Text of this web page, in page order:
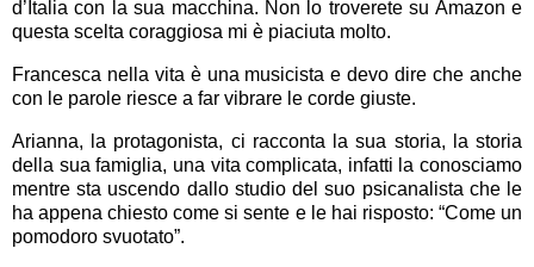
d’Italia con la sua macchina. Non lo troverete su Amazon e
questa scelta coraggiosa mi è piaciuta molto.
Francesca nella vita è una musicista e devo dire che anche
con le parole riesce a far vibrare le corde giuste.
Arianna, la protagonista, ci racconta la sua storia, la storia
della sua famiglia, una vita complicata, infatti la conosciamo
mentre sta uscendo dallo studio del suo psicanalista che le
ha appena chiesto come si sente e le hai risposto: “Come un
pomodoro svuotato”.